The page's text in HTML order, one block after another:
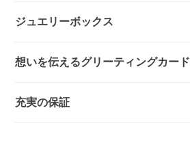
ジュエリーボックス
想いを伝えるグリーティングカード
充実の保証